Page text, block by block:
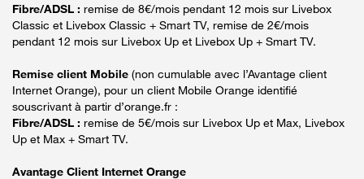
Fibre/ADSL : remise de 8€/mois pendant 12 mois sur Livebox
Classic et Livebox Classic + Smart TV, remise de 2€/mois
pendant 12 mois sur Livebox Up et Livebox Up + Smart TV.
Remise client Mobile (non cumulable avec l’Avantage client
Internet Orange), pour un client Mobile Orange identifié
souscrivant à partir d’orange.fr :
Fibre/ADSL : remise de 5€/mois sur Livebox Up et Max, Livebox
Up et Max + Smart TV.
Avantage Client Internet Orange